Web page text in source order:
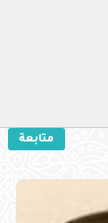
متابعة